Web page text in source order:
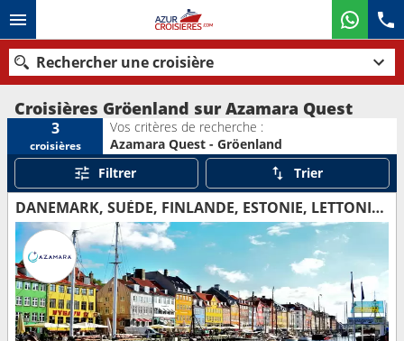
Rechercher une croisière
Nos destinations
Mois de départ
Ports Compagnies
Rechercher
Croisières Gröenland sur Azamara Quest
3
croisières
Vos critères de recherche :
Azamara Quest - Gröenland
Filtrer
Trier
DANEMARK, SUÈDE, FINLANDE, ESTONIE, LETTONIE, LITUANIE, POLOGNE, ALLEMAGNE, ROYAUME-UNI, IRLANDE, FÉROÉ (ÎLES), ISLANDE, GRÖENLAND, CANADA, ÉTATS-UNIS